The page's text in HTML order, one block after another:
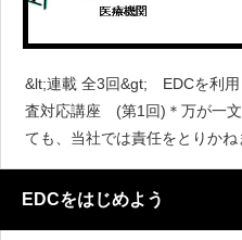
&lt;連載 全3回&gt; EDCを利用
査対応講座 (第1回)＊万が一
ても、当社では責任をとりか
く行われることがあります。
009年
EDCをはじめよう